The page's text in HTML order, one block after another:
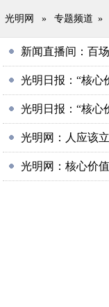
光明网 » 专题频道 »
新闻直播间：百
光明日报：“核心
光明日报：“核心
光明网：人应该
光明网：核心价